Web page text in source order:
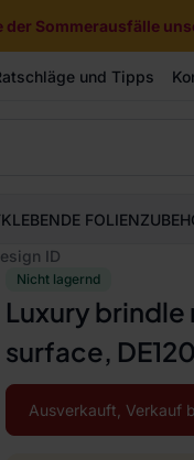
Sommerausfälle
und Tipps
FOLIEN
ID
Nicht lagernd
Luxury
surface,
Ausverkauft, Verkauf